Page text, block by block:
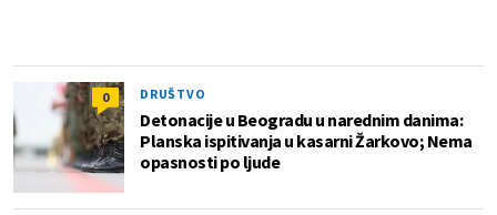
0 DRUŠTVO
Detonacije u Beogradu u narednim danima:
Planska ispitivanja u kasarni Žarkovo; Nema
opasnosti po ljude